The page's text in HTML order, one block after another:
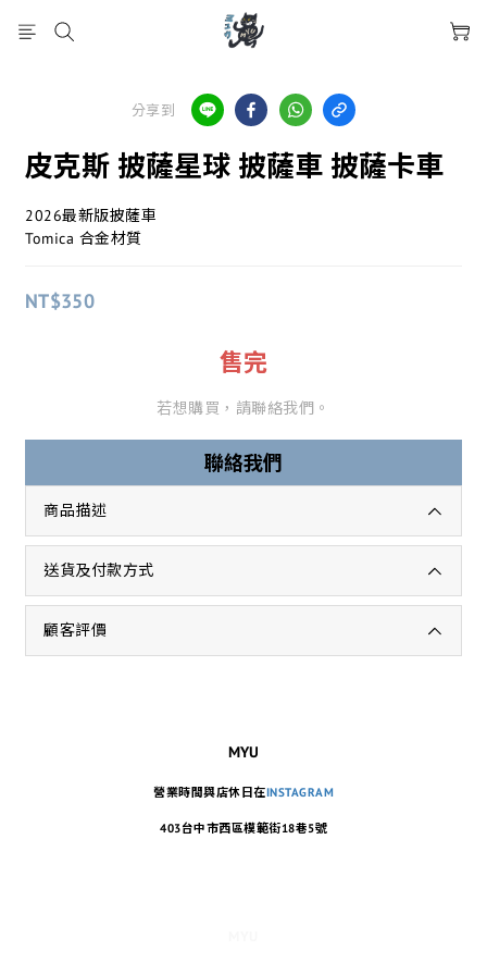
分享到
皮克斯 披薩星球 披薩車 披薩卡車
2026最新版披薩車
Tomica 合金材質
NT$350
售完
若想購買，請聯絡我們。
聯絡我們
商品描述
送貨及付款方式
顧客評價
MYU
營業時間與店休日在INSTAGRAM
403台中市西區模範街18巷5號